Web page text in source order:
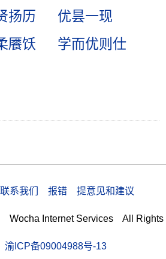
扬历
优昙一现
餍饫
学而优则仕
联系我们 报错 提意见和建议
Wocha Internet Services All Rights
渝ICP备09004988号-13